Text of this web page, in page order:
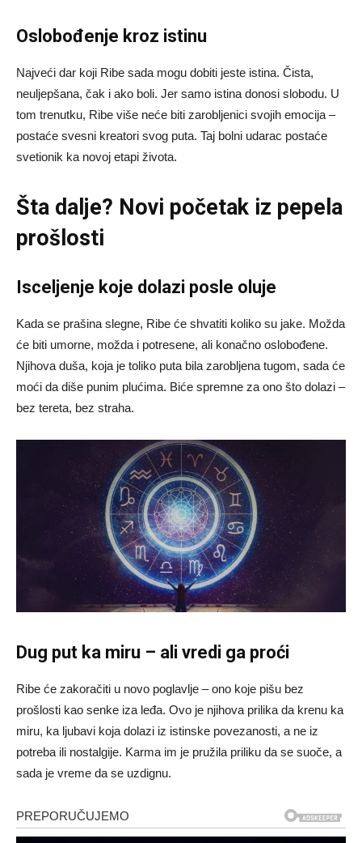
Oslobođenje kroz istinu
Najveći dar koji Ribe sada mogu dobiti jeste istina. Čista,
neuljepšana, čak i ako boli. Jer samo istina donosi slobodu. U
tom trenutku, Ribe više neće biti zarobljenici svojih emocija –
postaće svesni kreatori svog puta. Taj bolni udarac postaće
svetionik ka novoj etapi života.
Šta dalje? Novi početak iz pepela
prošlosti
Isceljenje koje dolazi posle oluje
Kada se prašina slegne, Ribe će shvatiti koliko su jake. Možda
će biti umorne, možda i potresene, ali konačno oslobođene.
Njihova duša, koja je toliko puta bila zarobljena tugom, sada će
moći da diše punim plućima. Biće spremne za ono što dolazi –
bez tereta, bez straha.
Dug put ka miru – ali vredi ga proći
Ribe će zakoračiti u novo poglavlje – ono koje pišu bez
prošlosti kao senke iza leđa. Ovo je njihova prilika da krenu ka
miru, ka ljubavi koja dolazi iz istinske povezanosti, a ne iz
potreba ili nostalgije. Karma im je pružila priliku da se suoče, a
sada je vreme da se uzdignu.